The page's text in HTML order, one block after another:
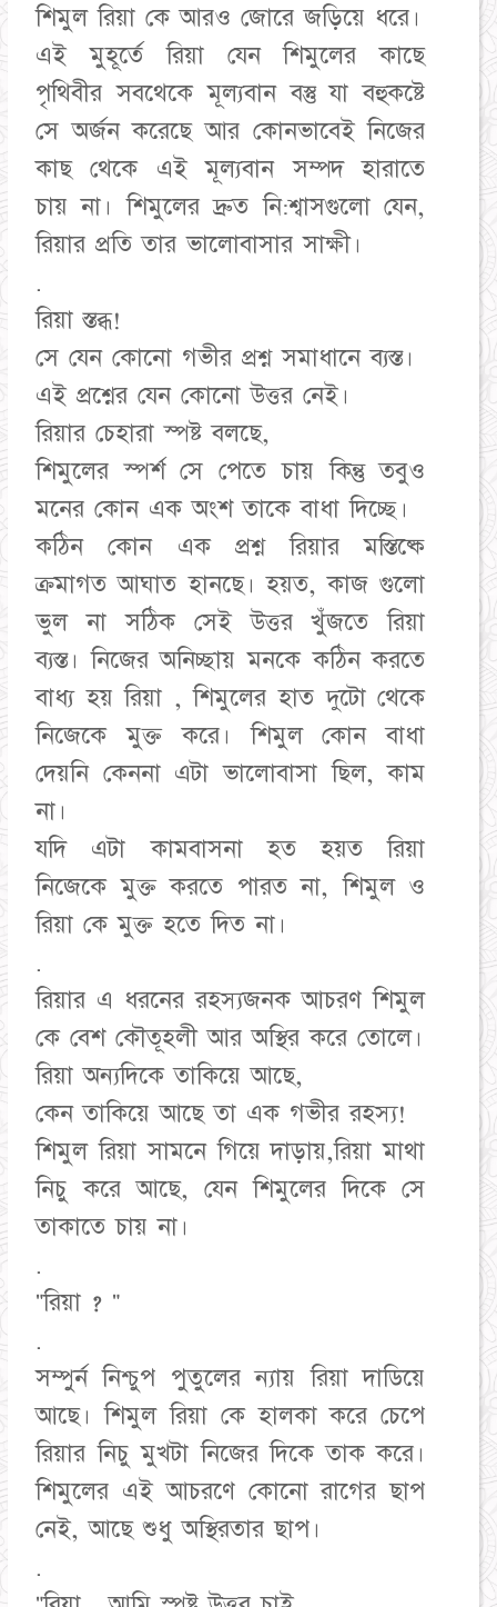
শিমুল রিয়া কে আরও জোরে জড়িয়ে ধরে।
এই মুহূর্তে রিয়া যেন শিমুলের কাছে
পৃথিবীর সবথেকে মূল্যবান বস্তু যা বহুকষ্টে
সে অর্জন করেছে আর কোনভাবেই নিজের
কাছ থেকে এই মূল্যবান সম্পদ হারাতে
চায় না। শিমুলের দ্রুত নি:শ্বাসগুলো যেন,
রিয়ার প্রতি তার ভালোবাসার সাক্ষী।
.
রিয়া স্তব্ধ!
সে যেন কোনো গভীর প্রশ্ন সমাধানে ব্যস্ত।
এই প্রশ্নের যেন কোনো উত্তর নেই।
রিয়ার চেহারা স্পষ্ট বলছে,
শিমুলের স্পর্শ সে পেতে চায় কিন্তু তবুও
মনের কোন এক অংশ তাকে বাধা দিচ্ছে।
কঠিন কোন এক প্রশ্ন রিয়ার মস্তিষ্কে
ক্রমাগত আঘাত হানছে। হয়ত, কাজ গুলো
ভুল না সঠিক সেই উত্তর খুঁজতে রিয়া
ব্যস্ত। নিজের অনিচ্ছায় মনকে কঠিন করতে
বাধ্য হয় রিয়া , শিমুলের হাত দুটো থেকে
নিজেকে মুক্ত করে। শিমুল কোন বাধা
দেয়নি কেননা এটা ভালোবাসা ছিল, কাম
না।
যদি এটা কামবাসনা হত হয়ত রিয়া
নিজেকে মুক্ত করতে পারত না, শিমুল ও
রিয়া কে মুক্ত হতে দিত না।
.
রিয়ার এ ধরনের রহস্যজনক আচরণ শিমুল
কে বেশ কৌতূহলী আর অস্থির করে তোলে।
রিয়া অন্যদিকে তাকিয়ে আছে,
কেন তাকিয়ে আছে তা এক গভীর রহস্য!
শিমুল রিয়া সামনে গিয়ে দাড়ায়,রিয়া মাথা
নিচু করে আছে, যেন শিমুলের দিকে সে
তাকাতে চায় না।
.
"রিয়া ? "
.
সম্পুর্ন নিশ্চুপ পুতুলের ন্যায় রিয়া দাডিয়ে
আছে। শিমুল রিয়া কে হালকা করে চেপে
রিয়ার নিচু মুখটা নিজের দিকে তাক করে।
শিমুলের এই আচরণে কোনো রাগের ছাপ
নেই, আছে শুধু অস্থিরতার ছাপ।
.